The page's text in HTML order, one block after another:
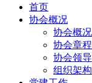
首页
协会概况
协会概况
协会章程
协会领导
组织架构